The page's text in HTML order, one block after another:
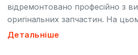
відремонтовано професійно з
оригінальних запчастин. На
заряді з Києва можна
Детальніше